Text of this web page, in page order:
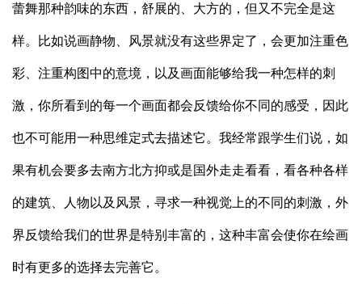
蕾舞那种韵味的东西，舒展的、大方的，但又不完全是这
样。比如说画静物、风景就没有这些界定了，会更加注重色
彩、注重构图中的意境，以及画面能够给我一种怎样的刺
激，你所看到的每一个画面都会反馈给你不同的感受，因此
也不可能用一种思维定式去描述它。我经常跟学生们说，如
果有机会要多去南方北方抑或是国外走走看看，看各种各样
的建筑、人物以及风景，寻求一种视觉上的不同的刺激，外
界反馈给我们的世界是特别丰富的，这种丰富会使你在绘画
时有更多的选择去完善它。